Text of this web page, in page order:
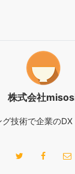
株式会社
技術で企業の